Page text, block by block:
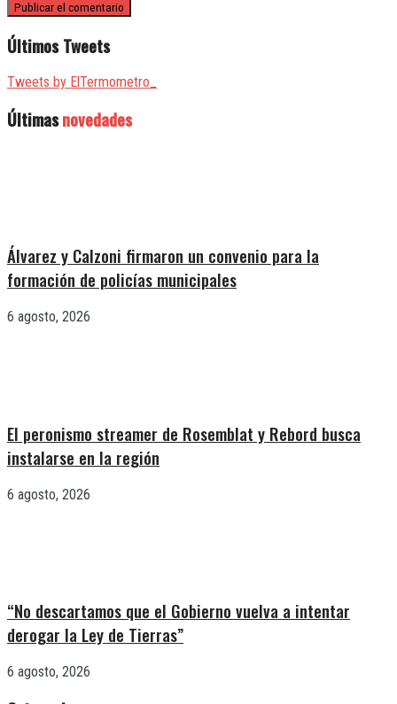
Últimos Tweets
Tweets by ElTermometro_
Últimasnovedades
Álvarez y Calzoni firmaron un convenio para la
formación de policías municipales
6 agosto, 2026
El peronismo streamer de Rosemblat y Rebord busca
instalarse en la región
6 agosto, 2026
“No descartamos que el Gobierno vuelva a intentar
derogar la Ley de Tierras”
6 agosto, 2026